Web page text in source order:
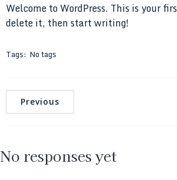
Welcome to WordPress. This is your
delete it, then start writing!
Tags: No tags
Previous
No responses yet